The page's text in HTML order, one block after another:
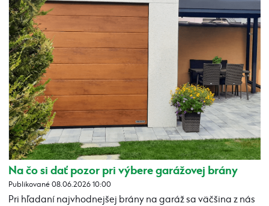
Na čo si dať pozor pri výbere garážovej brány
Publikované 08.06.2026 10:00
Pri hľadaní najvhodnejšej brány na garáž sa väčšina z nás